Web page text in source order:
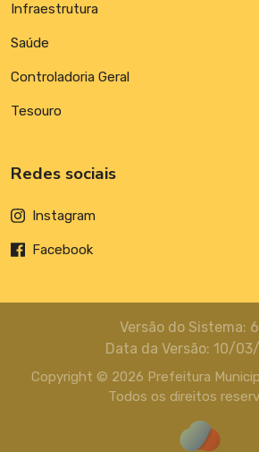
Infraestrutura
Saúde
Controladoria Geral
Tesouro
Redes sociais
Instagram
Facebook
Versão do Sistema:
Data da Versão: 10/
Copyright © 2026 Prefeitura
Todos os direitos